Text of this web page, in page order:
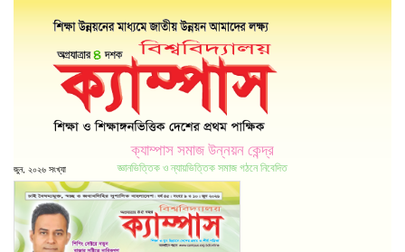
ক্যাম্পাস সমাজ উন্নয়ন কেন্দ্র
জ্ঞানভিত্তিক ও ন্যায়ভিত্তিক সমাজ গঠনে নিবেদিত
জুন, ২০২৬ সংখ্যা